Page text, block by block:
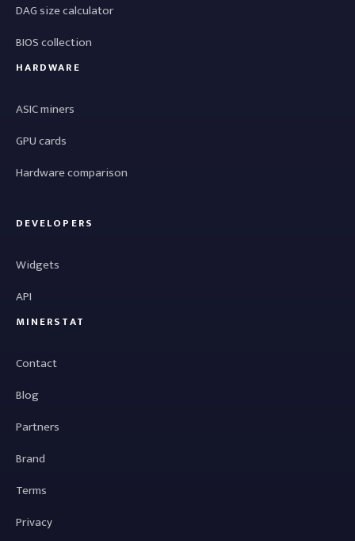
DAG size calculator
BIOS collection
HARDWARE
ASIC miners
GPU cards
Hardware comparison
DEVELOPERS
Widgets
API
MINERSTAT
Contact
Blog
Partners
Brand
Terms
Privacy